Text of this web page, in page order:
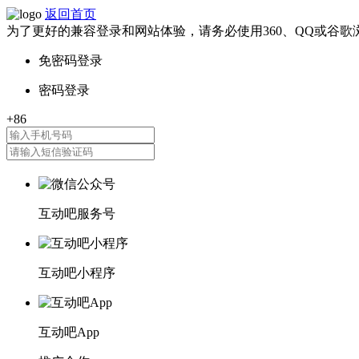
返回首页
为了更好的兼容登录和网站体验，请务必使用360、QQ或谷歌
互动吧服务号
互动吧小程序
互动吧App